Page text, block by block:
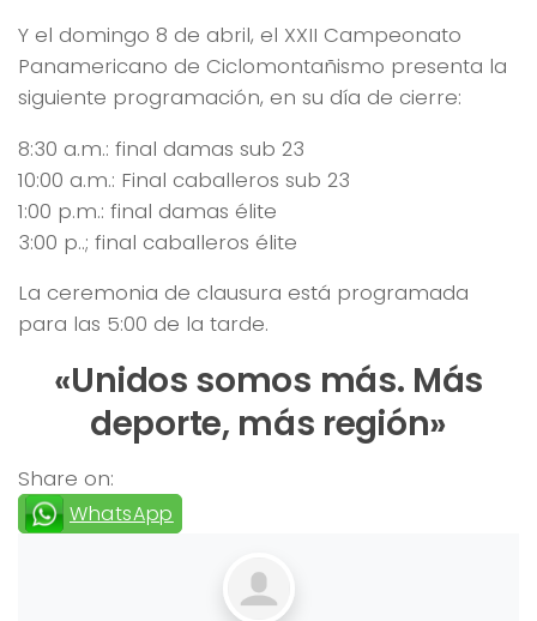
Y el domingo 8 de abril, el XXII Campeonato
Panamericano de Ciclomontañismo presenta la
siguiente programación, en su día de cierre:
8:30 a.m.: final damas sub 23
10:00 a.m.: Final caballeros sub 23
1:00 p.m.: final damas élite
3:00 p..; final caballeros élite
La ceremonia de clausura está programada
para las 5:00 de la tarde.
«Unidos somos más. Más
deporte, más región»
Share on:
WhatsApp